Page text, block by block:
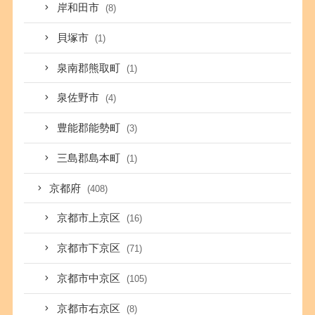
岸和田市 (8)
貝塚市 (1)
泉南郡熊取町 (1)
泉佐野市 (4)
豊能郡能勢町 (3)
三島郡島本町 (1)
京都府 (408)
京都市上京区 (16)
京都市下京区 (71)
京都市中京区 (105)
京都市右京区 (8)